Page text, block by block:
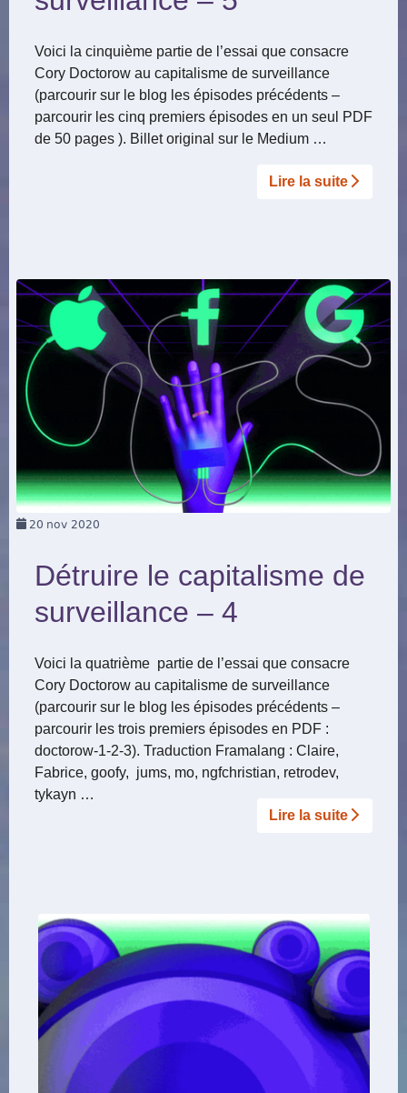
Voici la cinquième partie de l’essai que consacre
Cory Doctorow au capitalisme de surveillance
(parcourir sur le blog les épisodes précédents –
parcourir les cinq premiers épisodes en un seul PDF
de 50 pages ). Billet original sur le Medium …
Lire la suite­­
20 nov 2020
Détruire le capitalisme de
surveillance – 4
Voici la quatrième partie de l’essai que consacre
Cory Doctorow au capitalisme de surveillance
(parcourir sur le blog les épisodes précédents –
parcourir les trois premiers épisodes en PDF :
doctorow-1-2-3). Traduction Framalang : Claire,
Fabrice, goofy, jums, mo, ngfchristian, retrodev,
tykayn …
Lire la suite­­